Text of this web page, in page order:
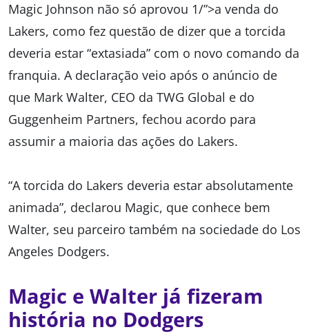
Magic Johnson não só aprovou 1/”>a venda do
Lakers, como fez questão de dizer que a torcida
deveria estar “extasiada” com o novo comando da
franquia. A declaração veio após o anúncio de
que Mark Walter, CEO da TWG Global e do
Guggenheim Partners, fechou acordo para
assumir a maioria das ações do Lakers.
“A torcida do Lakers deveria estar absolutamente
animada”, declarou Magic, que conhece bem
Walter, seu parceiro também na sociedade do Los
Angeles Dodgers.
Magic e Walter já fizeram
história no Dodgers